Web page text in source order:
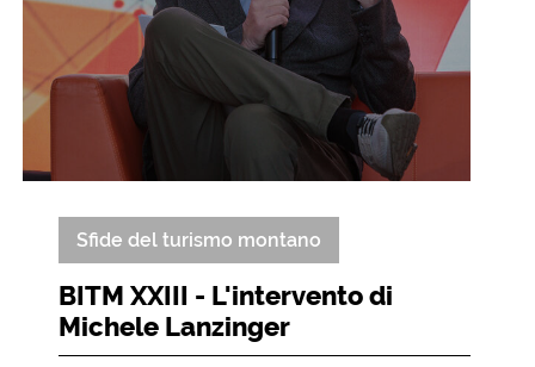
Sfide del turismo montano
BITM XXIII - L'intervento di
Michele Lanzinger